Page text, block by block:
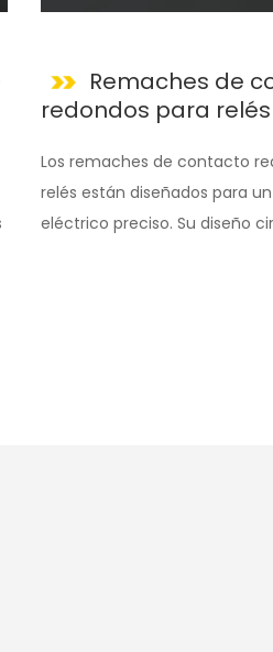
Remaches de
redondos para
Los remaches de contacto
relés están diseñados para
eléctrico preciso. Su diseño